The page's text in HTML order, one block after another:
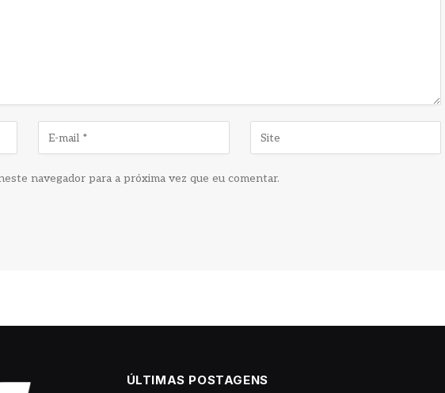
navegador para a próxima vez que eu comentar.
ÚLTIMAS POSTAGENS